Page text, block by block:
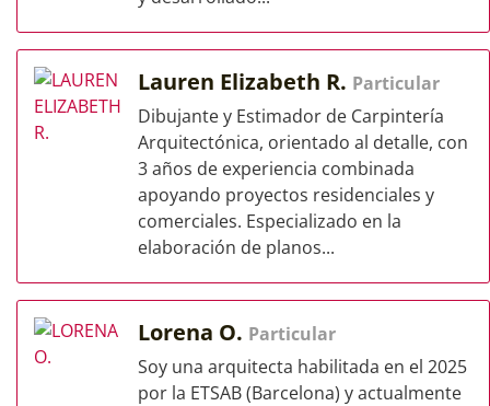
Lauren Elizabeth R. Particular
Dibujante y Estimador de Carpintería
Arquitectónica, orientado al detalle, con
3 años de experiencia combinada
apoyando proyectos residenciales y
comerciales. Especializado en la
elaboración de planos...
Lorena O. Particular
Soy una arquitecta habilitada en el 2025
por la ETSAB (Barcelona) y actualmente